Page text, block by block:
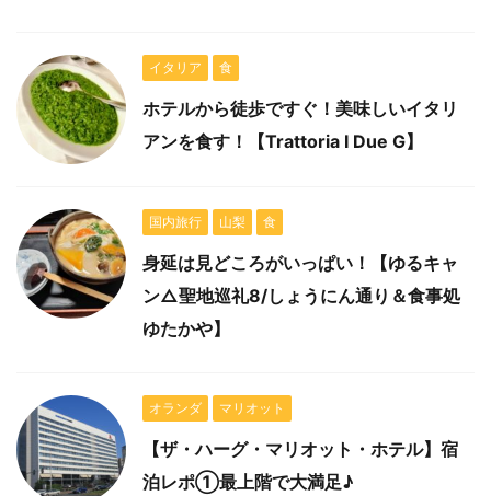
イタリア 食
ホテルから徒歩ですぐ！美味しいイタリ
アンを食す！【Trattoria I Due G】
国内旅行 山梨 食
身延は見どころがいっぱい！【ゆるキャ
ン△聖地巡礼8/しょうにん通り＆食事処
ゆたかや】
オランダ マリオット
【ザ・ハーグ・マリオット・ホテル】宿
泊レポ①最上階で大満足♪